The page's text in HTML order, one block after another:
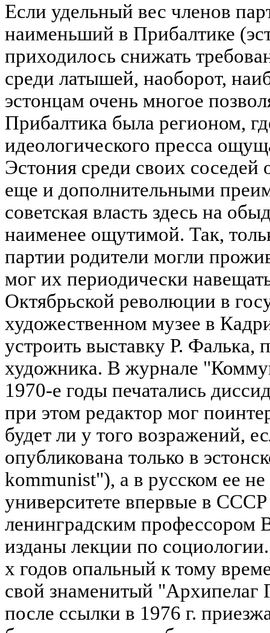
Если удельный вес членов
наименьший в Прибалтике
приходилось снижать
среди латышей, наоборот,
эстонцам очень многое
Прибалтика была регионом,
идеологического пресса
Эстония среди своих соседей
еще и дополнительными
советская власть здесь на
наименее ощутимой. Так,
партии родители могли
мог их периодически
Октябрьской революции в
художественном музее в
устроить выставку Р. Фалька,
художника. В журнале
1970-е годы печатались
при этом редактор мог
будет ли у того возражений,
опубликована только в
kommunist"), а в русском ее
университете впервые в
ленинградским профессором
изданы лекции по
х годов опальный к тому
свой знаменитый
после ссылки в 1976 г.